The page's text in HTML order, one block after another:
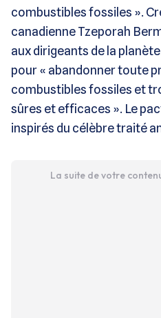
combustibles fossiles ».
canadienne Tzeporah
aux dirigeants de la
pour « abandonner toute
combustibles fossiles et
sûres et efficaces ». Le
inspirés du célèbre traité
La suite de votre